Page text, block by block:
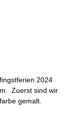
2024
Zuerst sind wir
gemalt.